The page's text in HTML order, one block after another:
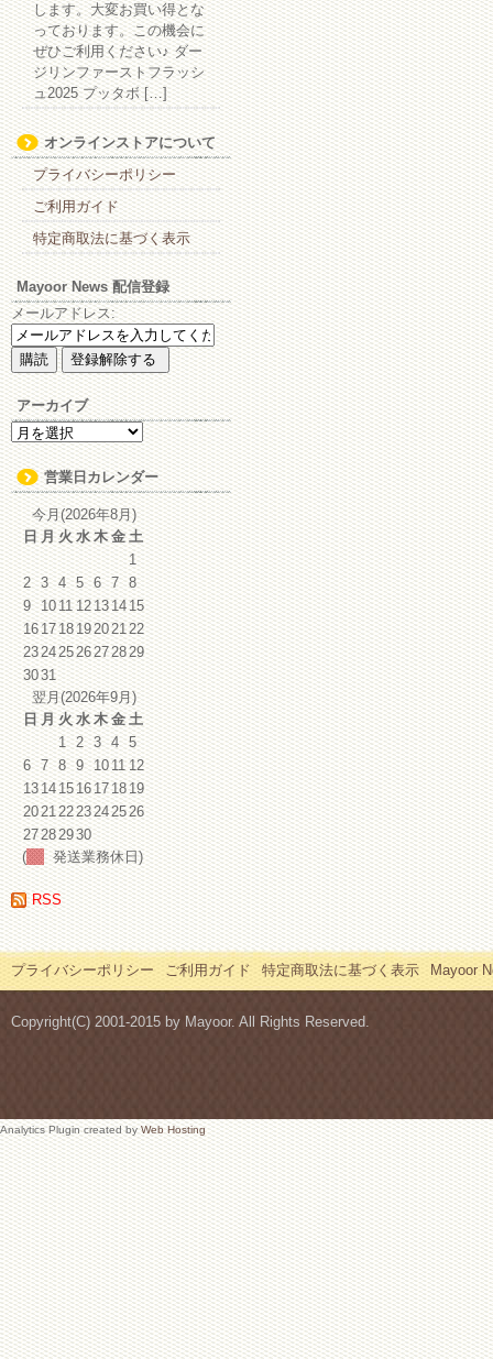
します。大変お買い得とな
っております。この機会に
ぜひご利用ください♪ ダー
ジリンファーストフラッシ
ュ2025 プッタボ […]
オンラインストアについて
プライバシーポリシー
ご利用ガイド
特定商取法に基づく表示
Mayoor News 配信登録
メールアドレス:
アーカイブ
ア
ー
カ
イ
ブ
営業日カレンダー
今月(2026年8月)
日 月 火 水 木 金 土
1
2 3 4 5 6 7 8
9 1011 12131415
16171819202122
23242526272829
3031
翌月(2026年9月)
日 月 火 水 木 金 土
1 2 3 4 5
6 7 8 9 1011 12
13141516171819
20212223242526
27282930
(
発送業務休日)
RSS
プライバシーポリシー ご利用ガイド 特定商取法に基づく表示 Mayoor
Copyright(C) 2001-2015 by Mayoor. All Rights Reserved.
Analytics Plugin created byWeb Hosting